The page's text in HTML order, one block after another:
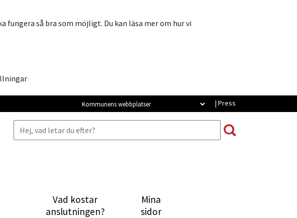
fungera så bra som möjligt. Du kan läsa mer om hur vi
| Press
Strömsunds webbplatser
Vad kostar
anslutningen?
Mina
sidorLänk till annan webbplats,